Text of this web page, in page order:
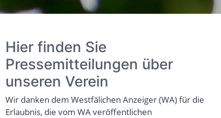
Hier finden Sie
Pressemitteilungen über
unseren Verein
Wir danken dem Westfälichen Anzeiger (WA) für die
Erlaubnis, die vom WA veröffentlichen